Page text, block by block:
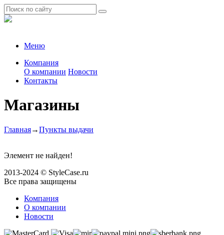
Меню
Компания
О компании Новости
Контакты
Магазины
Главная→Пункты выдачи
Элемент не найден!
2013-2024 © StyleCase.ru
Все права защищены
Компания
О компании
Новости